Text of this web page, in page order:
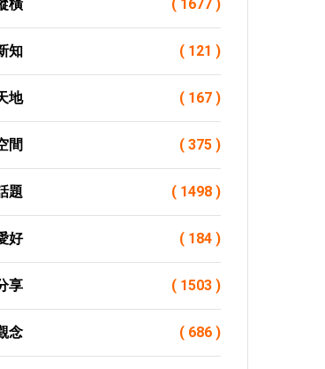
橫 ( 1677 )
知 ( 121 )
地 ( 167 )
間 ( 375 )
題 ( 1498 )
好 ( 184 )
享 ( 1503 )
念 ( 686 )